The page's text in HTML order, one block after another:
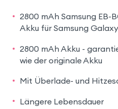
2800 mAh Samsung EB-
Akku für Samsung
2800 mAh Akku -
wie der originale Akku
Mit Überlade- und
Längere Lebensdauer